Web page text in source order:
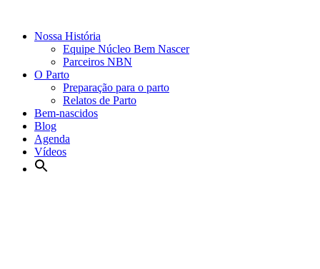
Nossa História
Equipe Núcleo Bem Nascer
Parceiros NBN
O Parto
Preparação para o parto
Relatos de Parto
Bem-nascidos
Blog
Agenda
Vídeos